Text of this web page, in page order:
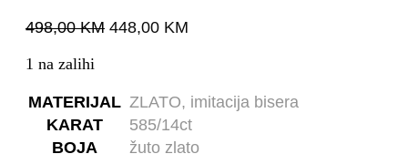
498,00KM 448,00 KM
1 na zalihi
MATERIJAL ZLATO, imitacija bisera
KARAT
585/14ct
BOJA
žuto zlato